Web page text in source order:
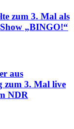
zum 3. Mal als
„BINGO!“
aus
zum 3. Mal live
NDR